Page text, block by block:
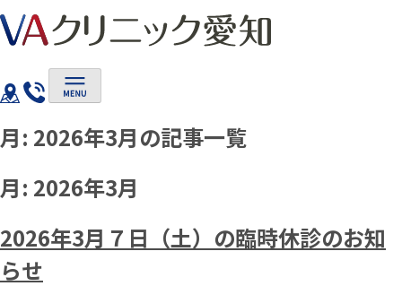
Skip
to
content
月: 2026年3月の記事一覧
月: 2026年3月
2026年3月７日（土）の臨時休診のお知
らせ